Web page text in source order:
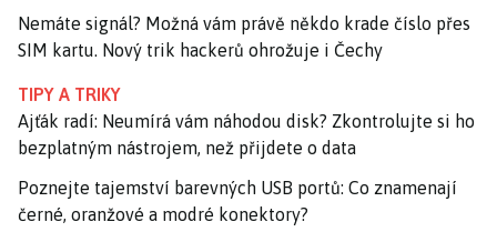
Nemáte signál? Možná vám právě někdo krade číslo přes
SIM kartu. Nový trik hackerů ohrožuje i Čechy
TIPY A TRIKY
Ajťák radí: Neumírá vám náhodou disk? Zkontrolujte si ho
bezplatným nástrojem, než přijdete o data
Poznejte tajemství barevných USB portů: Co znamenají
černé, oranžové a modré konektory?